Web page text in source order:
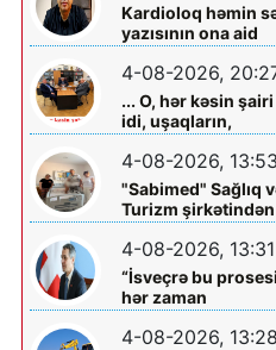
Kardioloq həmin
yazısının ona aid
olmadığını -
Açıqladı
4-08-2026,
... O, hər kəsin şairi
idi, uşaqların,
gənclərin,
böyüklərin qəlbinə
yol tapan incə
söz sərrafı idi...
4-08-2026, 13:53
"Sabimed" Sağlıq
Turizm şirkətindən
növbəti xeyirxah
addım – Türkiyədə
müalicə alan
körpəyə hərtərəfli
dəstək
4-08-2026, 13:31
“İsveçrə bu prosesi
hər zaman
dəstəkləməyə
hazırdır”
4-08-2026, 13:28